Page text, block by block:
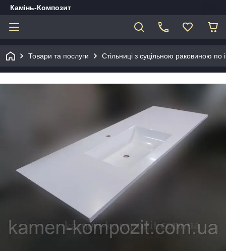
Камінь-Композит
Товари та послуги Стільниці з суцільною раковиною по